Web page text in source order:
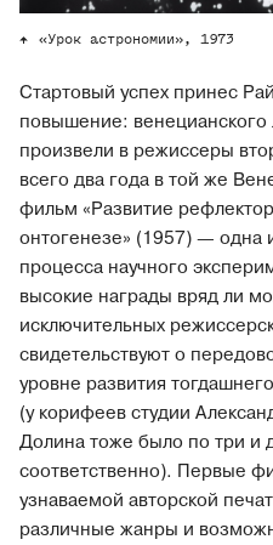
«Урок астрономии», 1973
Стартовый успех принес
повышение: венецианского
произвели в режиссеры
всего два года в той же
фильм «Развитие
онтогенезе» (1957) — одна
процесса научного
высокие награды вряд ли
исключительных
свидетельствуют о
уровне развития
(у корифеев студии
Долина тоже было по три и
соответственно). Первые
узнаваемой авторской
различные жанры и